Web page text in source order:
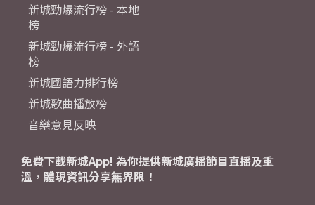
新城勁爆流行榜 - 本地
榜
新城勁爆流行榜 - 外語
榜
新城國語力排行榜
新城歌曲播放榜
音樂意見反映
免費下載新城App! 為你提供新城廣播節目直播及重
溫，體現資訊分享無界限！